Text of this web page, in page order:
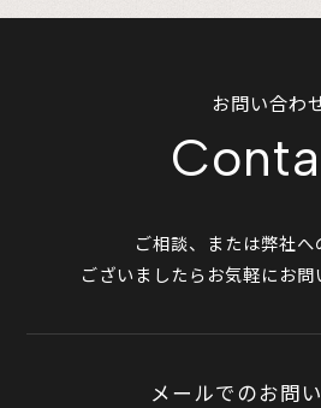
お問い合わ
ご相談、または弊社
ございましたらお気軽にお問
メールでのお問